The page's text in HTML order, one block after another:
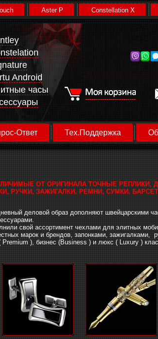
Aster P Constellation X
Android
часы
Ответ Тех.Поддержка
ОТ ОРИГИНАЛА ТОЧНЫЕ РЕПЛИКИ,
РУЧКИ, ЗАЖИГАЛКИ, РЕМНИ, СУМКИ,
деловой образ дополняют швейцарскими
свой ассортимент чехлами для элитных
марок и брендов, запонками, зажигалками,
), бизнес (Business ) и люкс ( Luxury )